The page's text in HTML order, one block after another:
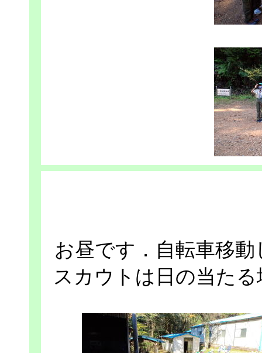
お昼です．自転車移
スカウトは日の当た